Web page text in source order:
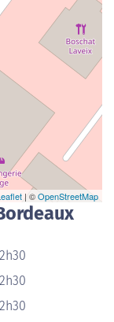
| ©OpenStreetMap